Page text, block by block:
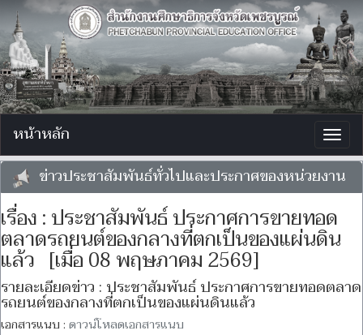
หน้าหลัก
ข่าวประชาสัมพันธ์ทั่วไปและประกาศของหน่วยงาน
เรื่อง : ประชาสัมพันธ์ ประกาศการขายทอด
ตลาดรถยนต์ของกลางที่ตกเป็นของแผ่นดิน
แล้ว [เมื่อ 08 พฤษภาคม 2569]
รายละเอียดข่าว : ประชาสัมพันธ์ ประกาศการขายทอดตลาด
รถยนต์ของกลางที่ตกเป็นของแผ่นดินแล้ว
เอกสารแนบ : ดาวน์โหลดเอกสารแนบ